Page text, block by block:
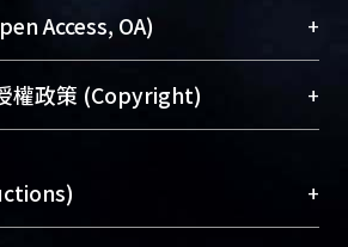
and promote researcher
works, Library integrates the
Repository” with “Academic
Access, OA) +
者角度提升資訊取用性的社會運
究上是透過將研究著作公開供使
可加速研究發展、提升研究影響
權政策 (Copyright) +
權非匯入者所有，或由第三方贊
請確認該版權所有者及第三方同
+